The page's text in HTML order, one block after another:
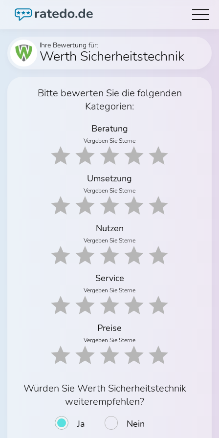
Ihre Bewertung für:
Werth Sicherheitstechnik
Bitte bewerten Sie die folgenden
Kategorien:
Beratung
Vergeben Sie Sterne
Umsetzung
Vergeben Sie Sterne
Nutzen
Vergeben Sie Sterne
Service
Vergeben Sie Sterne
Preise
Vergeben Sie Sterne
Würden Sie Werth Sicherheitstechnik
weiterempfehlen?
Ja Nein